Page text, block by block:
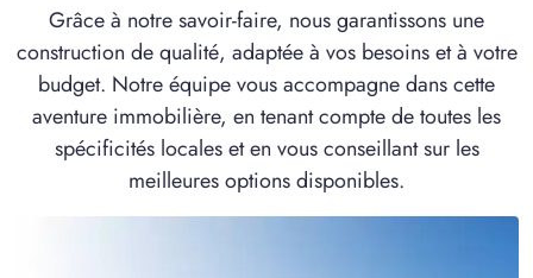
Grâce à notre savoir-faire, nous garantissons une
construction de qualité, adaptée à vos besoins et à votre
budget. Notre équipe vous accompagne dans cette
aventure immobilière, en tenant compte de toutes les
spécificités locales et en vous conseillant sur les
meilleures options disponibles.